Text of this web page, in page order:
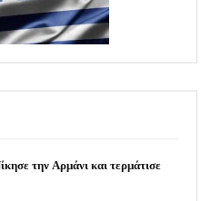
την Αρμάνι και τερμάτισε